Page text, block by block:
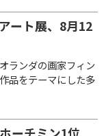
ート展、8月12
ランダの画家フィン
品をテーマにした多